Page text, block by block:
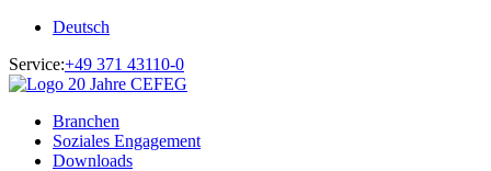
Deutsch
Service:+49 371 43110-0
Branchen
Soziales Engagement
Downloads